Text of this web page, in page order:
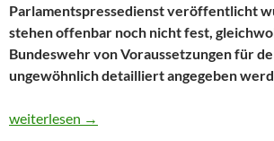
Parlamentspressedienst veröffentlicht
stehen offenbar noch nicht fest,
Bundeswehr von Voraussetzungen für
ungewöhnlich detailliert angegeben
Bundeswehr entwickelt wieder Konzept für
weiterlesen →